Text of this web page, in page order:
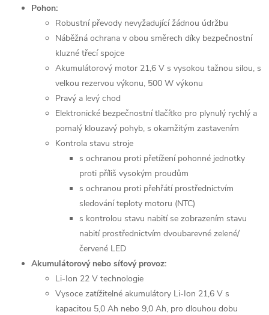
Pohon:
Robustní převody nevyžadující žádnou údržbu
Náběžná ochrana v obou směrech díky bezpečnostní
kluzné třecí spojce
Akumulátorový motor 21,6 V s vysokou tažnou silou, s
velkou rezervou výkonu, 500 W výkonu
Pravý a levý chod
Elektronické bezpečnostní tlačítko pro plynulý rychlý a
pomalý klouzavý pohyb, s okamžitým zastavením
Kontrola stavu stroje
s ochranou proti přetížení pohonné jednotky
proti příliš vysokým proudům
s ochranou proti přehřátí prostřednictvím
sledování teploty motoru (NTC)
s kontrolou stavu nabití se zobrazením stavu
nabití prostřednictvím dvoubarevné zelené/
červené LED
Akumulátorový nebo síťový provoz:
Li-Ion 22 V technologie
Vysoce zatížitelné akumulátory Li-Ion 21,6 V s
kapacitou 5,0 Ah nebo 9,0 Ah, pro dlouhou dobu